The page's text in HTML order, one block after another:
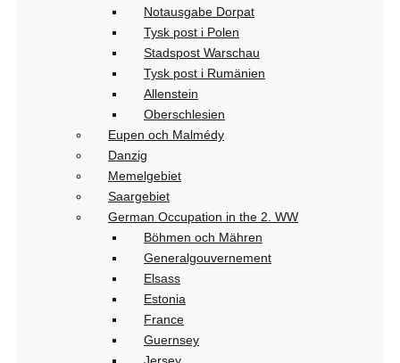
Notausgabe Dorpat
Tysk post i Polen
Stadspost Warschau
Tysk post i Rumänien
Allenstein
Oberschlesien
Eupen och Malmédy
Danzig
Memelgebiet
Saargebiet
German Occupation in the 2. WW
Böhmen och Mähren
Generalgouvernement
Elsass
Estonia
France
Guernsey